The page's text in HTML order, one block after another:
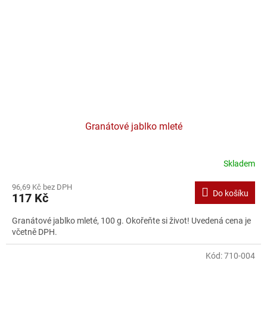
Granátové jablko mleté
Skladem
96,69 Kč bez DPH
117 Kč Do košíku
Granátové jablko mleté, 100 g. Okořeňte si život! Uvedená cena je
včetně DPH.
Kód:710-004